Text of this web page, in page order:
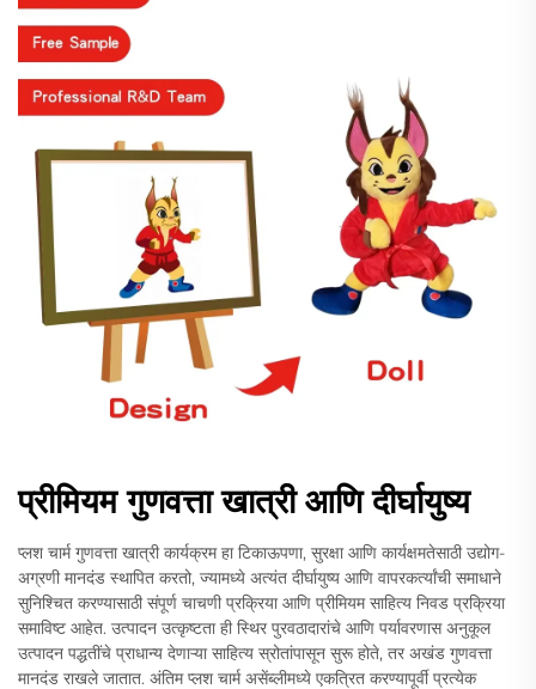
प्रीमियम गुणवत्ता खात्री आणि दीर्घायुष्य
प्लश चार्म गुणवत्ता खात्री कार्यक्रम हा टिकाऊपणा, सुरक्षा आणि कार्यक्षमतेसाठी उद्योग-
अग्रणी मानदंड स्थापित करतो, ज्यामध्ये अत्यंत दीर्घायुष्य आणि वापरकर्त्यांची समाधाने
सुनिश्चित करण्यासाठी संपूर्ण चाचणी प्रक्रिया आणि प्रीमियम साहित्य निवड प्रक्रिया
समाविष्ट आहेत. उत्पादन उत्कृष्टता ही स्थिर पुरवठादारांचे आणि पर्यावरणास अनुकूल
उत्पादन पद्धतींचे प्राधान्य देणाऱ्या साहित्य स्रोतांपासून सुरू होते, तर अखंड गुणवत्ता
मानदंड राखले जातात. अंतिम प्लश चार्म असेंब्लीमध्ये एकत्रित करण्यापूर्वी प्रत्येक